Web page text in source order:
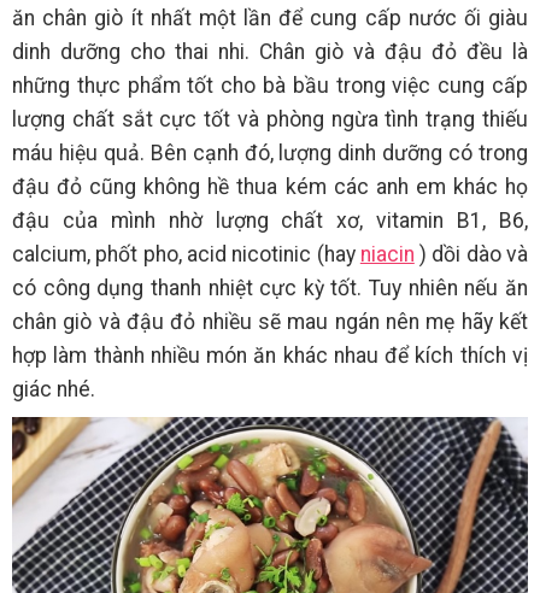
ăn chân giò ít nhất một lần để cung cấp nước ối giàu
dinh dưỡng cho thai nhi. Chân giò và đậu đỏ đều là
những thực phẩm tốt cho bà bầu trong việc cung cấp
lượng chất sắt cực tốt và phòng ngừa tình trạng thiếu
máu hiệu quả. Bên cạnh đó, lượng dinh dưỡng có trong
đậu đỏ cũng không hề thua kém các anh em khác họ
đậu của mình nhờ lượng chất xơ, vitamin B1, B6,
calcium, phốt pho, acid nicotinic (hay niacin ) dồi dào và
có công dụng thanh nhiệt cực kỳ tốt. Tuy nhiên nếu ăn
chân giò và đậu đỏ nhiều sẽ mau ngán nên mẹ hãy kết
hợp làm thành nhiều món ăn khác nhau để kích thích vị
giác nhé.